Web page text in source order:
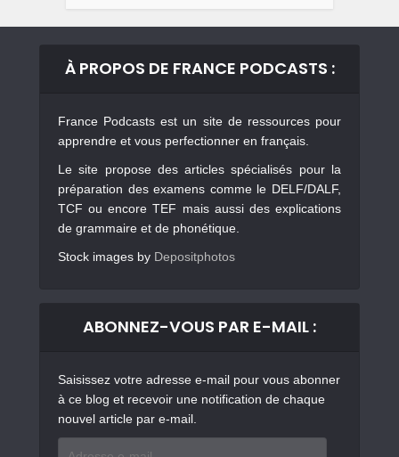
À PROPOS DE FRANCE PODCASTS :
France Podcasts est un site de ressources pour
apprendre et vous perfectionner en français.
Le site propose des articles spécialisés pour la
préparation des examens comme le DELF/DALF,
TCF ou encore TEF mais aussi des explications
de grammaire et de phonétique.
Stock images by Depositphotos
ABONNEZ-VOUS PAR E-MAIL :
Saisissez votre adresse e-mail pour vous abonner
à ce blog et recevoir une notification de chaque
nouvel article par e-mail.